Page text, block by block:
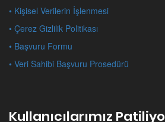
• Kişisel Verilerin İşlenmesi
• Çerez Gizlilik Politikası
• Başvuru Formu
• Veri Sahibi Başvuru Prosedürü
Kullanıcılarımız Patiliyo